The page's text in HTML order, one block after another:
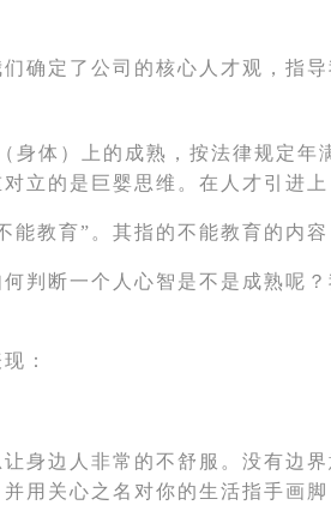
确定了公司的核心人才观，指导
身体）上的成熟，按法律规定
立的是巨婴思维。 在人才引进
能教育”。其指的不能教育的内
判断一个人心智是不是成熟呢
：
身边人非常的不舒服。没有边
用关心之名对你的生活指手画